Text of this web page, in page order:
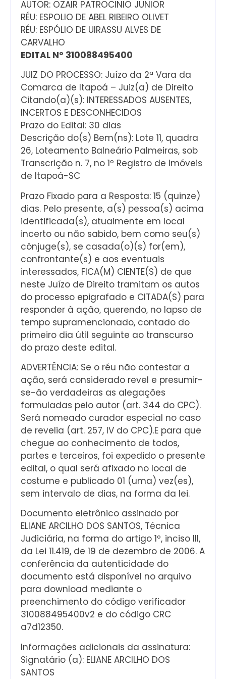
AUTOR: OZAIR PATROCINIO JUNIOR
RÉU: ESPOLIO DE ABEL RIBEIRO OLIVET
RÉU: ESPÓLIO DE UIRASSU ALVES DE
CARVALHO
EDITAL Nº 310088495400
JUIZ DO PROCESSO: Juízo da 2ª Vara da
Comarca de Itapoá – Juiz(a) de Direito
Citando(a)(s): INTERESSADOS AUSENTES,
INCERTOS E DESCONHECIDOS
Prazo do Edital: 30 dias
Descrição do(s) Bem(ns): Lote 11, quadra
26, Loteamento Balneário Palmeiras, sob
Transcrição n. 7, no 1º Registro de Imóveis
de Itapoá-SC
Prazo Fixado para a Resposta: 15 (quinze)
dias. Pelo presente, a(s) pessoa(s) acima
identificada(s), atualmente em local
incerto ou não sabido, bem como seu(s)
cônjuge(s), se casada(o)(s) for(em),
confrontante(s) e aos eventuais
interessados, FICA(M) CIENTE(S) de que
neste Juízo de Direito tramitam os autos
do processo epigrafado e CITADA(S) para
responder à ação, querendo, no lapso de
tempo supramencionado, contado do
primeiro dia útil seguinte ao transcurso
do prazo deste edital.
ADVERTÊNCIA: Se o réu não contestar a
ação, será considerado revel e presumir-
se-ão verdadeiras as alegações
formuladas pelo autor (art. 344 do CPC).
Será nomeado curador especial no caso
de revelia (art. 257, IV do CPC).E para que
chegue ao conhecimento de todos,
partes e terceiros, foi expedido o presente
edital, o qual será afixado no local de
costume e publicado 01 (uma) vez(es),
sem intervalo de dias, na forma da lei.
Documento eletrônico assinado por
ELIANE ARCILHO DOS SANTOS, Técnica
Judiciária, na forma do artigo 1º, inciso III,
da Lei 11.419, de 19 de dezembro de 2006. A
conferência da autenticidade do
documento está disponível no arquivo
para download mediante o
preenchimento do código verificador
310088495400v2 e do código CRC
a7d12350.
Informações adicionais da assinatura:
Signatário (a): ELIANE ARCILHO DOS
SANTOS